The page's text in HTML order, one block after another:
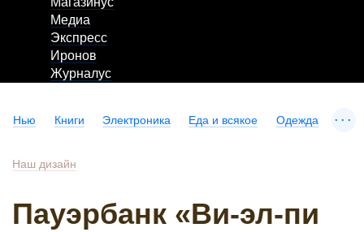
Медиа
Экспресс
Иронов
Журналус
Нью Книги Электроника Еда и всякое Одежда ...
Наш дизайн
Пауэрбанк «Ви-эл-пи